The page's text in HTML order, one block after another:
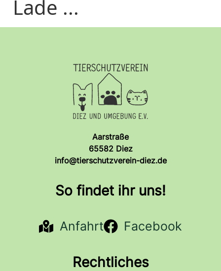
Lade ...
Aarstraße
65582 Diez
info@tierschutzverein-diez.de
So findet ihr uns!
Anfahrt Facebook
Rechtliches